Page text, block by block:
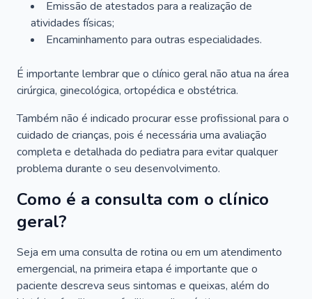
Emissão de atestados para a realização de
atividades físicas;
Encaminhamento para outras especialidades.
É importante lembrar que o clínico geral não atua na área
cirúrgica, ginecológica, ortopédica e obstétrica.
Também não é indicado procurar esse profissional para o
cuidado de crianças, pois é necessária uma avaliação
completa e detalhada do pediatra para evitar qualquer
problema durante o seu desenvolvimento.
Como é a consulta com o clínico
geral?
Seja em uma consulta de rotina ou em um atendimento
emergencial, na primeira etapa é importante que o
paciente descreva seus sintomas e queixas, além do